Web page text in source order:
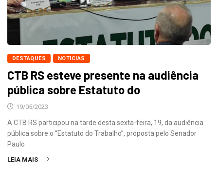
DESTAQUES NOTICIAS
CTB RS esteve presente na audiência
pública sobre Estatuto do
19/05/2023
A CTB RS participou na tarde desta sexta-feira, 19, da audiência
pública sobre o “Estatuto do Trabalho”, proposta pelo Senador
Paulo
LEIA MAIS